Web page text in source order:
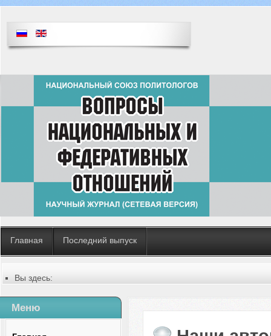
Главная Последний выпуск
Вы здесь:
Русский
Содержание выпусков
Наши авторы 2-2015
Меню